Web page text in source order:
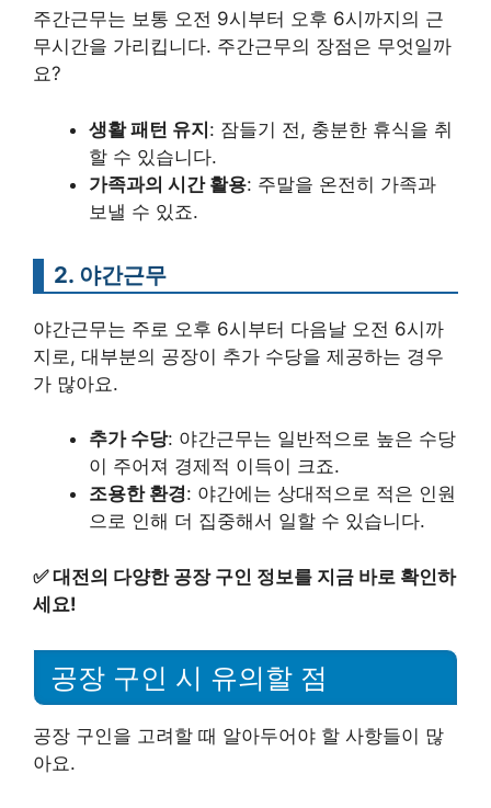
주간근무는 보통 오전 9시부터 오후 6시까지의 근
무시간을 가리킵니다. 주간근무의 장점은 무엇일까
요?
생활 패턴 유지: 잠들기 전, 충분한 휴식을 취
할 수 있습니다.
가족과의 시간 활용: 주말을 온전히 가족과
보낼 수 있죠.
2. 야간근무
야간근무는 주로 오후 6시부터 다음날 오전 6시까
지로, 대부분의 공장이 추가 수당을 제공하는 경우
가 많아요.
추가 수당: 야간근무는 일반적으로 높은 수당
이 주어져 경제적 이득이 크죠.
조용한 환경: 야간에는 상대적으로 적은 인원
으로 인해 더 집중해서 일할 수 있습니다.
✅대전의 다양한 공장 구인 정보를 지금 바로 확인하
세요!
공장 구인 시 유의할 점
공장 구인을 고려할 때 알아두어야 할 사항들이 많
아요.